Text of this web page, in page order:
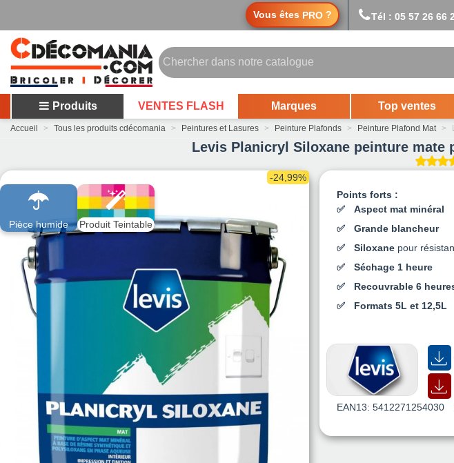
Vous êtes PRO ? Tél : 05 57 26 66
Produits VENTES FLASH Marques Top ventes
Accueil > Tous les produits cdécomania > Peintures et Lasures > Peinture Plafonds > Peinture Plafond Mat >
Levis Planicryl Siloxane peinture mate
Pièce humide Produit Teintable
-24,99%
Points forts :
Aspect mat minéral
Grande blancheur
Siloxanepour
Séchage 1 heure
Recouvrable 6
Formats 5L et 12,5L
EAN13: 5412271254030